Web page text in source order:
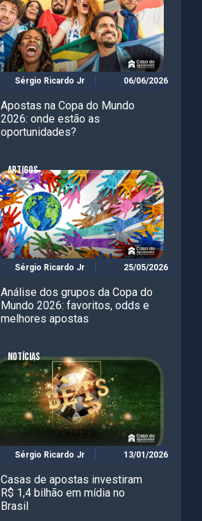
Sérgio Ricardo Jr 06/06/2026
Apostas na Copa do Mundo
2026: onde estão as
oportunidades?
ARTIGOS
Sérgio Ricardo Jr 25/05/2026
Análise dos grupos da Copa do
Mundo 2026: favoritos, odds e
melhores apostas
NOTÍCIAS
Sérgio Ricardo Jr 13/01/2026
Casas de apostas investiram
R$ 1,4 bilhão em mídia no
Brasil